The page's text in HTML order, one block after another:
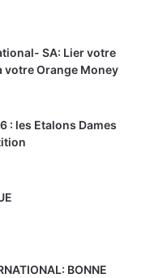
SA: Lier votre
votre Orange Money
: les Etalons Dames
BONNE